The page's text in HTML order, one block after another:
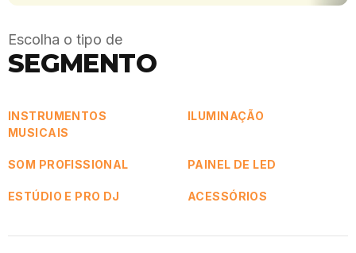
Escolha o tipo de
SEGMENTO
INSTRUMENTOS
MUSICAIS
ILUMINAÇÃO
SOM PROFISSIONAL PAINEL DE LED
ESTÚDIO E PRO DJ ACESSÓRIOS